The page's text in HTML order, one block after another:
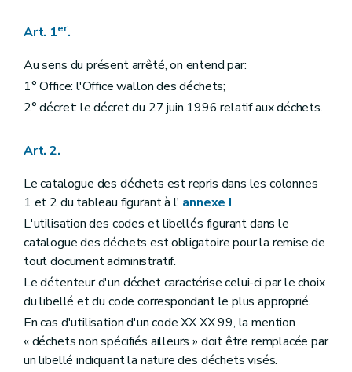
Art. 1er.
Au sens du présent arrêté, on entend par:
1° Office: l'Office wallon des déchets;
2° décret: le décret du 27 juin 1996 relatif aux déchets.
Art. 2.
Le catalogue des déchets est repris dans les colonnes
1 et 2 du tableau figurant à l' annexe I .
L'utilisation des codes et libellés figurant dans le
catalogue des déchets est obligatoire pour la remise de
tout document administratif.
Le détenteur d'un déchet caractérise celui-ci par le choix
du libellé et du code correspondant le plus approprié.
En cas d'utilisation d'un code XX XX 99, la mention
« déchets non spécifiés ailleurs » doit être remplacée par
un libellé indiquant la nature des déchets visés.